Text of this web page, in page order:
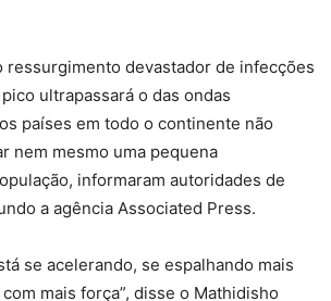
ressurgimento devastador de infecções
ultrapassará o das ondas
países em todo o continente não
nem mesmo uma pequena
informaram autoridades de
a agência Associated Press.
se acelerando, se espalhando mais
mais força”, disse o Mathidisho